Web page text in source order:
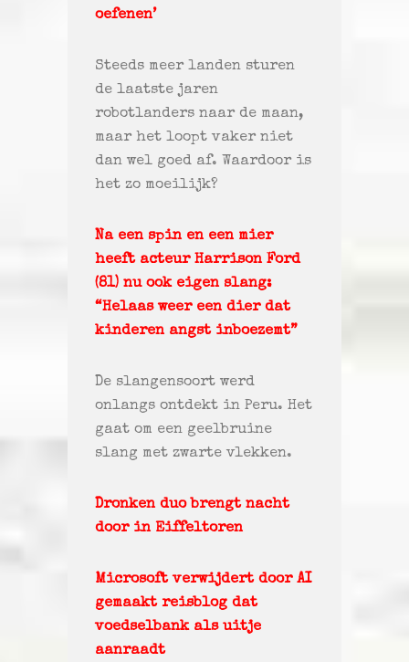
oefenen’
Steeds meer landen sturen
de laatste jaren
robotlanders naar de maan,
maar het loopt vaker niet
dan wel goed af. Waardoor is
het zo moeilijk?
Na een spin en een mier
heeft acteur Harrison Ford
(81) nu ook eigen slang:
“Helaas weer een dier dat
kinderen angst inboezemt”
De slangensoort werd
onlangs ontdekt in Peru. Het
gaat om een geelbruine
slang met zwarte vlekken.
Dronken duo brengt nacht
door in Eiffeltoren
Microsoft verwijdert door AI
gemaakt reisblog dat
voedselbank als uitje
aanraadt